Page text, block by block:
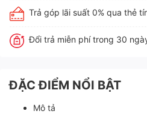
Trả góp lãi suất 0% qua thẻ
Đổi trả miễn phí trong 30
ĐẶC ĐIỂM NỔI BẬT
Mô tả